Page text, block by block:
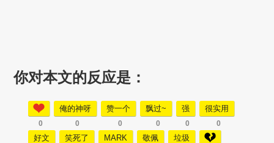
你对本文的反应是：
0
俺的神呀
0
赞一个
0
飘过~
0
强
0
很实用
0
好文 笑死了 MARK 敬佩 垃圾